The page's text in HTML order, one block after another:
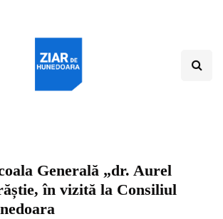
Generală „dr. Aurel
în vizită la Consiliul